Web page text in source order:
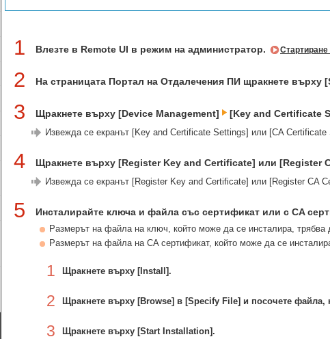
1 Влезте в Remote UI в режим на администратор.
2 На страницата Портал на Отдалечения ПИ щракнете върху
3 Щракнете върху [Device Management] [Key and Certificate
Извежда се екранът [Key and Certificate Settings] или [CA Certificate
4 Щракнете върху [Register Key and Certificate] или [Register
Извежда се екранът [Register Key and Certificate] или [Register CA
5 Инсталирайте ключа и файла със сертификат или с CA
Размерът на файла на ключ, който може да се инсталира, трябва
Размерът на файла на CA сертификат, който може да се
1 Щракнете върху [Install].
2 Щракнете върху [Browse] в [Specify File] и посочете файла,
3 Щракнете върху [Start Installation].